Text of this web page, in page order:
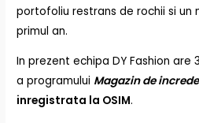
portofoliu restrans de rochii si un
primul an.
In prezent echipa DY Fashion
a programului Magazin de
inregistrata la OSIM.